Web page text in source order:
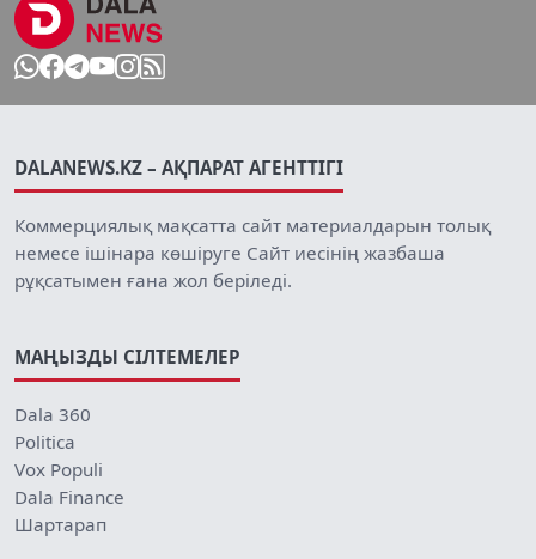
DALANEWS.KZ – АҚПАРАТ АГЕНТТІГІ
Коммерциялық мақсатта сайт материалдарын толық
немесе ішінара көшіруге Сайт иесінің жазбаша
рұқсатымен ғана жол беріледі.
МАҢЫЗДЫ СІЛТЕМЕЛЕР
Dala 360
Politica
Vox Populi
Dala Finance
Шартарап